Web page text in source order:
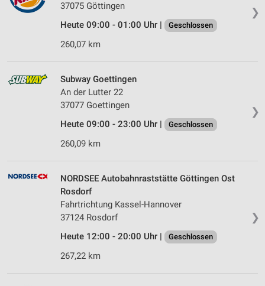
❯
37075 Göttingen
Heute 09:00 - 01:00 Uhr |
Geschlossen
260,07 km
❯
Subway Goettingen
An der Lutter 22
37077 Goettingen
Heute 09:00 - 23:00 Uhr |
Geschlossen
260,09 km
❯
NORDSEE Autobahnraststätte Göttingen Ost
Rosdorf
Fahrtrichtung Kassel-Hannover
37124 Rosdorf
Heute 12:00 - 20:00 Uhr |
Geschlossen
267,22 km